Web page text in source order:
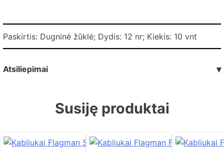
Paskirtis: Dugninė žūklė; Dydis: 12 nr; Kiekis: 10 vnt
Atsiliepimai ▾
Susiję produktai